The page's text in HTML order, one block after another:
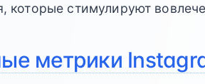
стимулируют
метрики